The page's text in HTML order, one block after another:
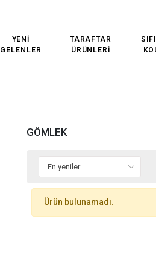
YENİ
GELENLER
TARAFTAR
ÜRÜNLERİ
GÖMLEK
Ürün bulunamadı.